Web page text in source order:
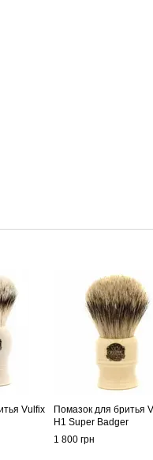
Vulfix
Помазок для бритья
H1 Super Badger
1 800 грн